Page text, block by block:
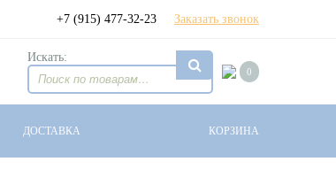
+7 (915) 477-32-23 Заказать звонок
Искать:
0
ДОСТАВКА КОРЗИНА